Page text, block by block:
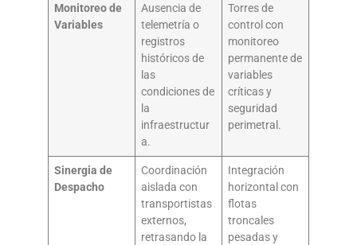
Monitoreo de
Variables
Ausencia de
telemetría o
registros
históricos de
las
condiciones de
la
infraestructur
a.
Torres de
control con
monitoreo
permanente de
variables
críticas y
seguridad
perimetral.
Sinergia de
Despacho
Coordinación
aislada con
transportistas
externos,
retrasando la
Integración
horizontal con
flotas
troncales
pesadas y